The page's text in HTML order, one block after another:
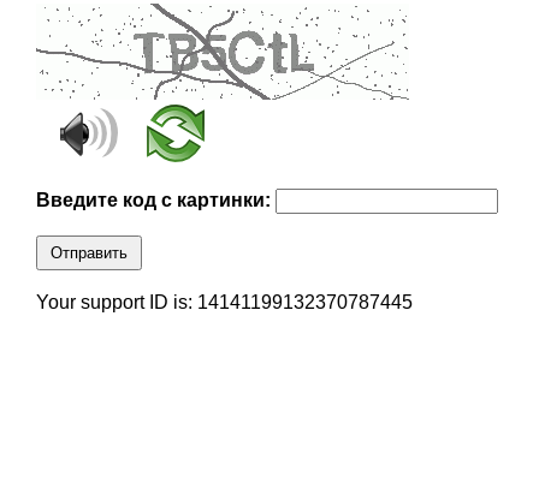
Введите код с картинки:
Отправить
Your support ID is: 14141199132370787445